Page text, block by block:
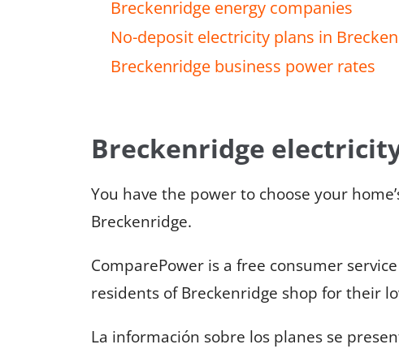
Breckenridge energy companies
No-deposit electricity plans in
Breckenridge business power rates
Breckenridge
You have the power to choose your
Breckenridge.
ComparePower is a free consumer
residents of Breckenridge shop for their
La información sobre los planes se